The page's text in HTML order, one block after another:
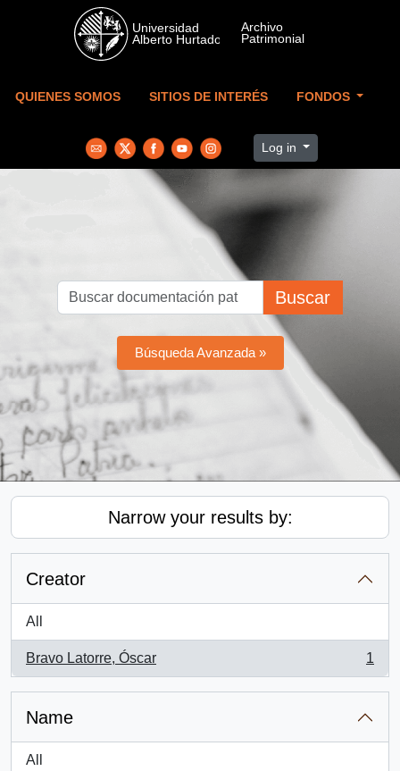
Skip to main content
QUIENES SOMOS SITIOS DE INTERÉS FONDOS
Log in
Buscar
Búsqueda Avanzada »
Narrow your results by:
Creator
All
Bravo Latorre, Óscar
, 1 results
1
Name
All